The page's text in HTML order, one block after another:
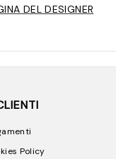
DEL DESIGNER
Policy